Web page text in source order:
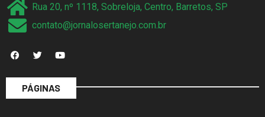
Rua 20, nº 1118, Sobreloja, Centro, Barretos, SP
contato@jornalosertanejo.com.br
PÁGINAS